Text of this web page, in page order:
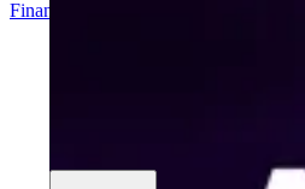
Finanzas